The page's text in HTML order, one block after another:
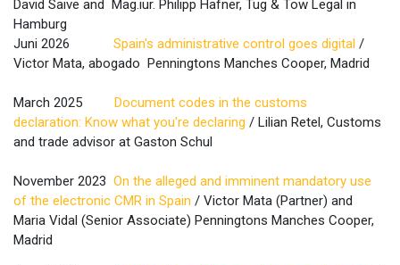
David Saive and Mag.iur. Philipp Hafner, Tug & Tow Legal in
Hamburg
Juni 2026
Spain's administrative control goes digital /
Victor Mata, abogado Penningtons Manches Cooper, Madrid
March 2025
Document codes in the customs
declaration: Know what you're declaring / Lilian Retel, Customs
and trade advisor at Gaston Schul
November 2023 On the alleged and imminent mandatory use
of the electronic CMR in Spain / Victor Mata (Partner) and
Maria Vidal (Senior Associate) Penningtons Manches Cooper,
Madrid